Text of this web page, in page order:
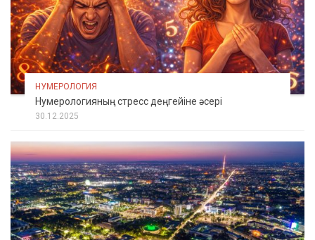
НУМЕРОЛОГИЯ
Нумерологияның стресс деңгейіне әсері
30.12.2025